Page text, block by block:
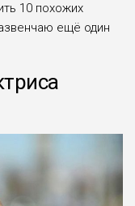
10 похожих
ещё один